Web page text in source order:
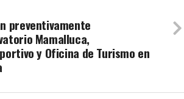
preventivamente
Mamalluca,
y Oficina de Turismo en